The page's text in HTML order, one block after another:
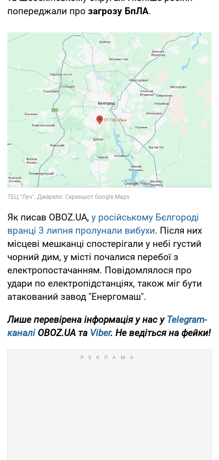
попереджали про загрозу БпЛА.
Як писав OBOZ.UA, у російському Бєлгороді
вранці 3 липня пролунали вибухи. Після них
місцеві мешканці спостерігали у небі густий
чорний дим, у місті почалися перебої з
електропостачанням. Повідомлялося про
удари по електропідстанціях, також міг бути
атакований завод "Енергомаш".
Лише перевірена інформація у нас уTelegram-
каналіOBOZ.UA та Viber. Не ведіться на фейки!